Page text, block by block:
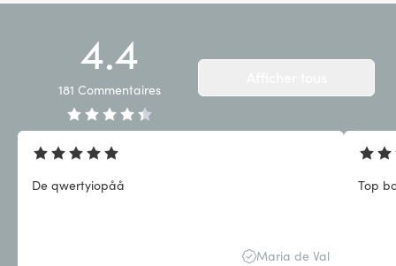
4.4
181 Commentaires
De qwertyiopåå
Maria de Val
Top